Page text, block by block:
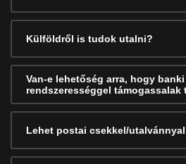
Külföldről is tudok utalni?
Van-e lehetőség arra, hogy
rendszerességgel támogassalak
Lehet postai csekkel/